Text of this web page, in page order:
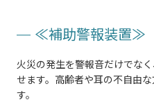
≪補助警報装置≫
火災の発生を警報音だけでな
せます。高齢者や耳の不自由
す。